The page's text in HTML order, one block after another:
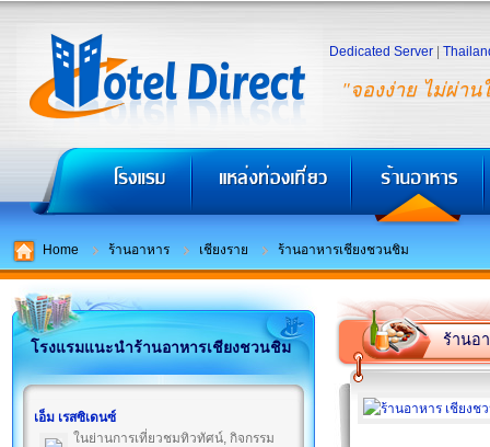
"จองง่าย ไม่ผ่าน
Dedicated Server
Home ร้านอาหาร เชียงราย ร้านอาหารเชียงชวนชิม
โรงแรมแนะนำร้านอาหารเชียงชวนชิม
เอ็ม เรสซิเดนซ์
ในย่านการเที่ยวชมทิวทัศน์, กิจกรรม
ร้านอ